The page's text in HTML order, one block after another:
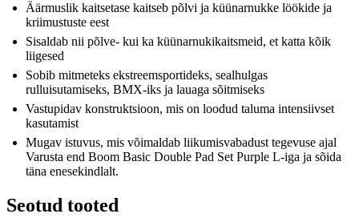
Äärmuslik kaitsetase kaitseb põlvi ja küünarnukke löökide ja
kriimustuste eest
Sisaldab nii põlve- kui ka küünarnukikaitsmeid, et katta kõik
liigesed
Sobib mitmeteks ekstreemsportideks, sealhulgas
rulluisutamiseks, BMX-iks ja lauaga sõitmiseks
Vastupidav konstruktsioon, mis on loodud taluma intensiivset
kasutamist
Mugav istuvus, mis võimaldab liikumisvabadust tegevuse ajal
Varusta end Boom Basic Double Pad Set Purple L-iga ja sõida
täna enesekindlalt.
Seotud tooted